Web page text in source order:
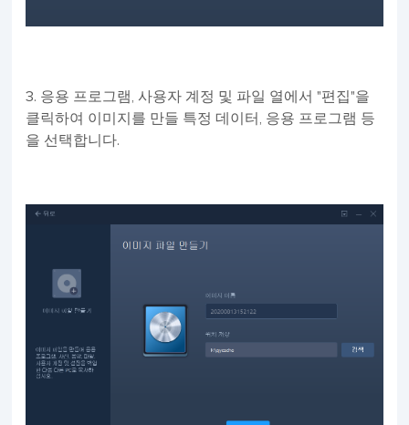
3. 응용 프로그램, 사용자 계정 및 파일 열에서 "편집"을
클릭하여 이미지를 만들 특정 데이터, 응용 프로그램 등
을 선택합니다.